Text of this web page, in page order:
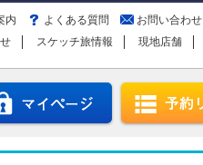
お問い合わせ
よくある質問
内
現地店舗
スケッチ旅情報